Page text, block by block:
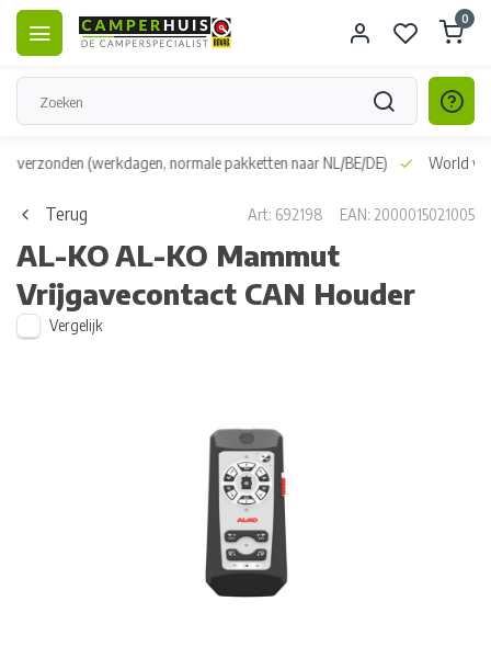
0
verzonden (werkdagen, normale pakketten naar NL/BE/DE) World
Terug Art: 692198 EAN: 2000015021005
AL-KOAL-KO Mammut
Vrijgavecontact CAN Houder
Vergelijk